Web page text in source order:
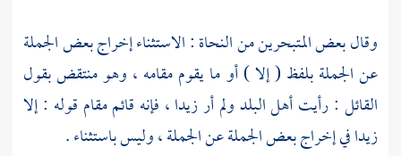
وقال بعض المتبحرين من النحاة : الاستثناء إخراج بعض الجملة
عن الجملة بلفظ ( إلا ) أو ما يقوم مقامه ، وهو منتقض بقول
القائل : رأيت أهل البلد ولم أر زيدا ، فإنه قائم مقام قوله : إلا
زيدا في إخراج بعض الجملة عن الجملة ، وليس باستثناء .